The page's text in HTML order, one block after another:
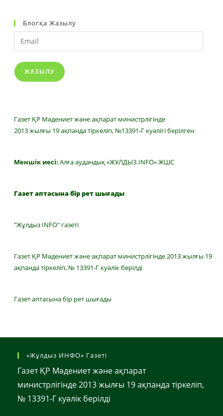
Блогқа Жазылу
Email
ЖАЗЫЛУ
Газет ҚР Мәдениет және ақпарат министрлігінде
2013 жылғы 19 ақпанда тіркеліп, №13391-Г куәлігі берілген
Меншік иесі: Алға аудандық «ЖҰЛДЫЗ.INFO» ЖШС
Газет аптасына бір рет шығады
"Жұлдыз INFO" газеті
Газет ҚР Мәдениет және ақпарат министрлігінде 2013 жылғы 19
ақпанда тіркеліп, № 13391-Г куәлік берілді
Газет аптасына бір рет шығады
«Жұлдыз ИНФО» Газеті
Газет ҚР Мәдениет және ақпарат
министрлігінде 2013 жылғы 19 ақпанда тіркеліп,
№ 13391-Г куәлік берілді